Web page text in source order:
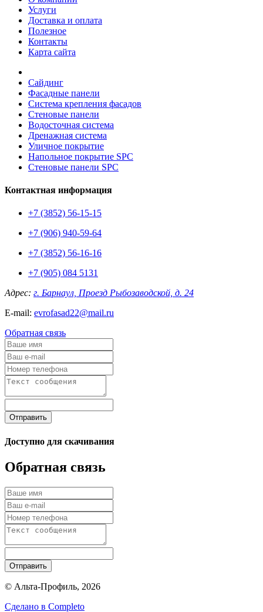
Услуги
Доставка и оплата
Полезное
Контакты
Карта сайта
Сайдинг
Фасадные панели
Система крепления фасадов
Стеновые панели
Водосточная система
Дренажная система
Уличное покрытие
Напольное покрытие SPC
Стеновые панели SPC
Контактная информация
+7 (3852) 56-15-15
+7 (906) 940-59-64
+7 (3852) 56-16-16
+7 (905) 084 5131
Адрес: г. Барнаул, Проезд Рыбозаводской, д. 24
E-mail: evrofasad22@mail.ru
Обратная связь
Отправить
Доступно для скачивания
Обратная связь
Отправить
© Альта-Профиль, 2026
Сделано в Completo